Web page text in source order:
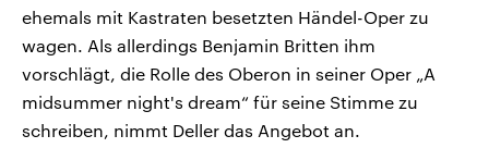
ehemals mit Kastraten besetzten Händel-Oper zu
wagen. Als allerdings Benjamin Britten ihm
vorschlägt, die Rolle des Oberon in seiner Oper „A
midsummer night's dream“ für seine Stimme zu
schreiben, nimmt Deller das Angebot an.